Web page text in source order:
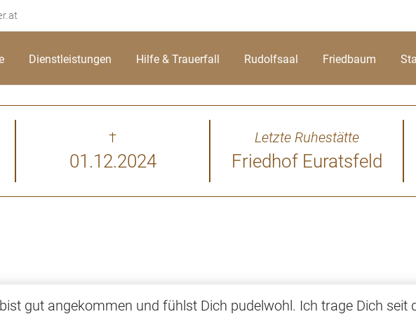
Dienstleistungen Hilfe & Trauerfall Rudolfsaal Friedbaum
†
01.12.2024
Letzte Ruhestätte
Friedhof Euratsfeld
gut angekommen und fühlst Dich pudelwohl. Ich trage Dich